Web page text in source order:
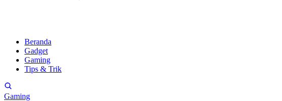
Beranda
Gadget
Gaming
Tips & Trik
Gaming